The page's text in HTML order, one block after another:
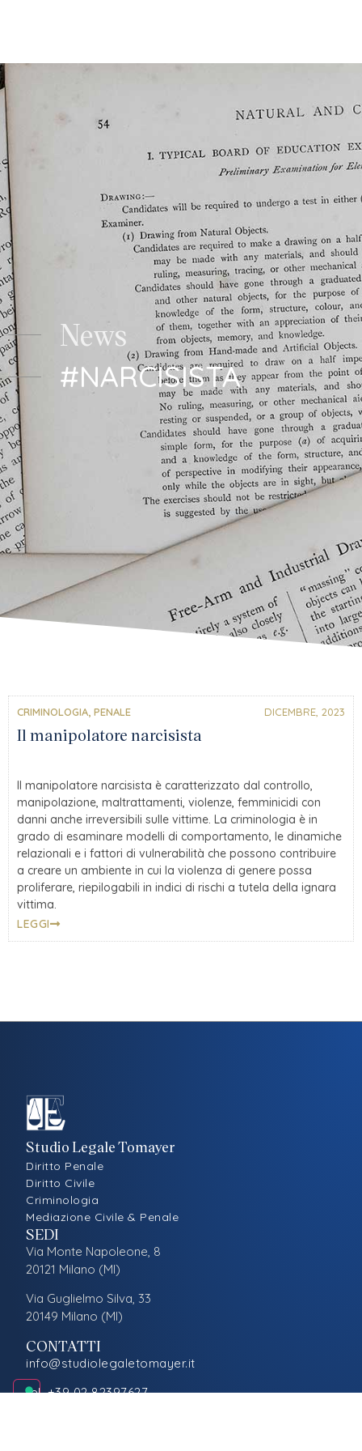
Studio Legale Tomayer
News
#NARCISISTA
CRIMINOLOGIA PENALE DICEMBRE, 2023
Il manipolatore narcisista
Il manipolatore narcisista è caratterizzato dal controllo,
manipolazione, maltrattamenti, violenze, femminicidi con
danni anche irreversibili sulle vittime. La criminologia è in
grado di esaminare modelli di comportamento, le dinamiche
relazionali e i fattori di vulnerabilità che possono contribuire
a creare un ambiente in cui la violenza di genere possa
proliferare, riepilogabili in indici di rischi a tutela della ignara
vittima.
LEGGI
Studio Legale Tomayer
Diritto Penale
Diritto Civile
Criminologia
Mediazione Civile & Penale
SEDI
Via Monte Napoleone, 8
20121 Milano (MI)
Via Guglielmo Silva, 33
20149 Milano (MI)
CONTATTI
info@studiolegaletomayer.it
tel. +39 02 82397627